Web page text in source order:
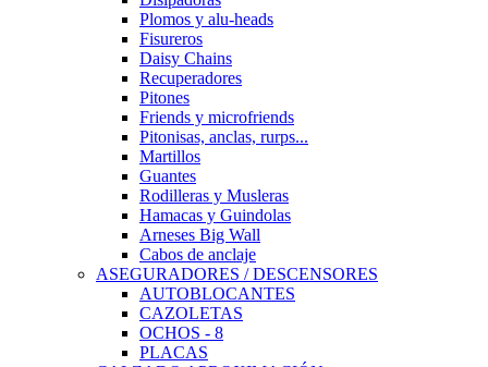
Plomos y alu-heads
Fisureros
Daisy Chains
Recuperadores
Pitones
Friends y microfriends
Pitonisas, anclas, rurps...
Martillos
Guantes
Rodilleras y Musleras
Hamacas y Guindolas
Arneses Big Wall
Cabos de anclaje
ASEGURADORES / DESCENSORES
AUTOBLOCANTES
CAZOLETAS
OCHOS - 8
PLACAS